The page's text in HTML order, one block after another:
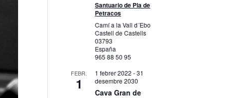
Santuario de Pla de
Petracos
Camí a la Vall d´Ebo
Castell de Castells
03793
España
965 88 50 95
FEBR.
1
1 febrer 2022 -31
desembre 2030
Cava Gran de